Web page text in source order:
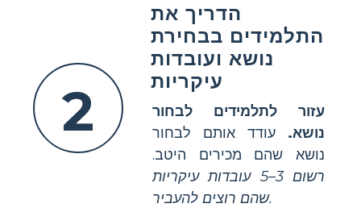
2
הדריך את
התלמידים בבחירת
נושא ועובדות
עיקריות
עזור לתלמידים לבחור
נושא. עודד אותם לבחור
נושא שהם מכירים היטב.
רשום 3–5 עובדות עיקריות
שהם רוצים להעביר.